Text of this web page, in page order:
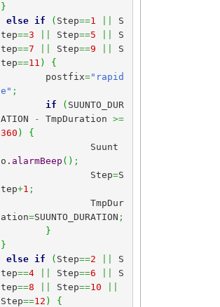
}
else
if ( Step==1
S
tep==3 Step==5
S
tep==7 Step==9
S
tep==11 )
{
	postfix
="rapid
e" ;
if
( SUUNTO_DUR
ATION
- TmpDuration >=
360 )
{
o. alarmBeep ( ) ;
		Step
=S
tep+1 ;
ation=SUUNTO_DURATION ;
}
}
else
if ( Step==2
S
tep==4 Step==6
S
tep==8 Step==10
Step==12 )
{